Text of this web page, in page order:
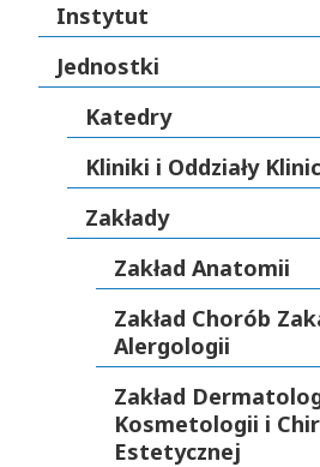
Instytut
Jednostki
Katedry
Kliniki i Oddziały
Zakłady
Zakład Anatomii
Zakład Chorób
Alergologii
Zakład
Kosmetologii i
Estetycznej